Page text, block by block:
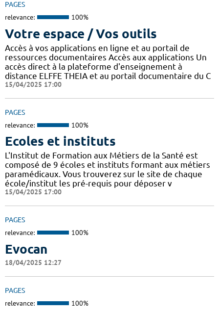
PAGES
relevance: 100%
Votre espace / Vos outils
Accès à vos applications en ligne et au portail de
ressources documentaires Accès aux applications Un
accès direct à la plateforme d'enseignement à
distance ELFFE THEIA et au portail documentaire du C
15/04/2025 17:00
PAGES
relevance: 100%
Ecoles et instituts
L'Institut de Formation aux Métiers de la Santé est
composé de 9 écoles et instituts formant aux métiers
paramédicaux. Vous trouverez sur le site de chaque
école/institut les pré-requis pour déposer v
15/04/2025 17:00
PAGES
relevance: 100%
Evocan
18/04/2025 12:27
PAGES
relevance: 100%